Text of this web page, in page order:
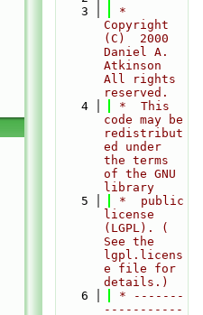
    3
*
Copyright
(C)  2000
Daniel A.
Atkinson
All rights
reserved.
    4
*  This
code may be
redistribut
ed under
the terms
of the GNU
library
    5
*  public
license
(LGPL). (
See the
lgpl.licens
e file for
details.)
    6
* -------
-----------